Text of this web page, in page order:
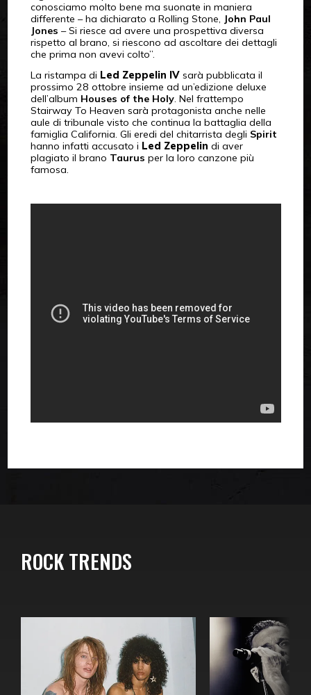
conosciamo molto bene ma suonate in maniera
differente – ha dichiarato a Rolling Stone, John Paul
Jones – Si riesce ad avere una prospettiva diversa
rispetto al brano, si riescono ad ascoltare dei dettagli
che prima non avevi colto”.
La ristampa di Led Zeppelin IVsarà pubblicata il
prossimo 28 ottobre insieme ad un’edizione deluxe
dell’album Houses of the Holy. Nel frattempo
Stairway To Heaven sarà protagonista anche nelle
aule di tribunale visto che continua la battaglia della
famiglia California. Gli eredi del chitarrista degli Spirit
hanno infatti accusato i Led Zeppelin di aver
plagiato il brano Taurus per la loro canzone più
famosa.
ROCK TRENDS